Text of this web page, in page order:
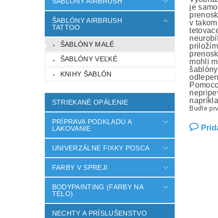
ŠABLÓNY AIRBRUSH
TATTOO
ŠABLÓNY MALÉ
ŠABLÓNY VEĽKÉ
KNIHY ŠABLÓN
STRIEKANÉ OPÁLENIE
PRÍPRAVA PODKLADU A
LAKOVANIE
UNIVERZÁLNE FIXKY POSCA
FARBY V SPREJI
BODYPAINTING (FARBY NA
TELO)
NECHTY A PRÍSLUŠENSTVO
je
v
mohli
Buďte